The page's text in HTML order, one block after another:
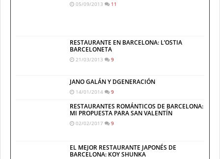
05/09/2013 11
RESTAURANTE EN BARCELONA: L’OSTIA
BARCELONETA
21/03/2013 9
JANO GALÁN Y DGENERACIÓN
14/01/2014 9
RESTAURANTES ROMÁNTICOS DE BARCELONA:
MI PROPUESTA PARA SAN VALENTÍN
02/02/2017 9
EL MEJOR RESTAURANTE JAPONÉS DE
BARCELONA: KOY SHUNKA